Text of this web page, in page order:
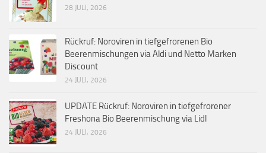
28 JULI, 2026
Rückruf: Noroviren in tiefgefrorenen Bio
Beerenmischungen via Aldi und Netto Marken
Discount
24 JULI, 2026
UPDATE Rückruf: Noroviren in tiefgefrorener
Freshona Bio Beerenmischung via Lidl
24 JULI, 2026